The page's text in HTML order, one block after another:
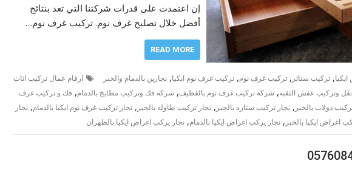
إن اعتمدت على قدرات شركتنا التي تعد بنتائج
أفضل خلال تصليح غرف نوم. تركيب غرف نوم…
READ MORE
, تركيب ستائر , تركيب غرف نوم, تركيب غرف نوم ايكيا, نجارين بالدمام والخبر
ارقام عمال تركيب اثاث
وتركيب عفش الثقبه, شركة تركيب غرف نوم بالقطيف, شركه فك وتركيب مطابخ بالدمام, فك و تركيب غرف
دولاب بالخبر , نجار تركيب ستاره بالخبر , نجار تركيب طاوله بالخبر , نجار تركيب غرف نوم ايكيا بالدمام, نجار
اغراض ايكيا بالخبر , نجار يركب اغراض ايكيا بالدمام, نجار يركب اغراض ايكيا بالظهران